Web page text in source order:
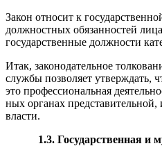
Закон относит к
должност­ных обязанностей
государственные долж­ности
Итак, законодательное
службы позволяет утверждать,
это профессиональная
ных органах
власти.
1.3. Государственная и